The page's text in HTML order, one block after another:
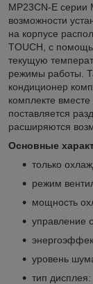
MP23CN-E серии
возможности
на корпусе
TOUCH, с
текущую
режимы работы.
кондиционер
комплекте
поставляется
расширяются
Основные
только
режим
мощность
управление
уровень
тип